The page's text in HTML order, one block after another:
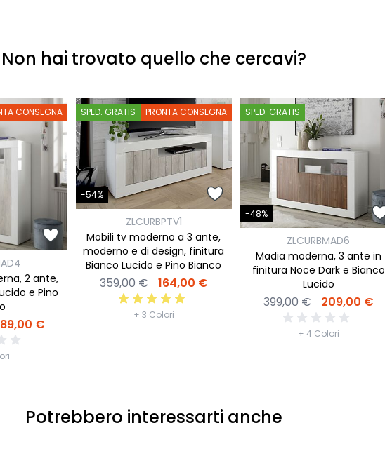
Non hai trovato quello che cercavi?
CONSEGNA
2 ante,
e Pino
€
SPED. GRATIS PRONTA CONSEGNA
-54%
ZLCURBPTV1
Mobili tv moderno a 3 ante,
moderno e di design, finitura
Bianco Lucido e Pino Bianco
359,00 € 164,00 €
+ 3 Colori
SPED. GRATIS
-48%
ZLCURBMAD6
Madia moderna, 3 ante in
finitura Noce Dark e Bianco
Lucido
399,00 € 209,00 €
+ 4 Colori
Potrebbero interessarti anche